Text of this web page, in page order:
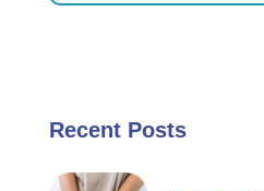
Recent Posts